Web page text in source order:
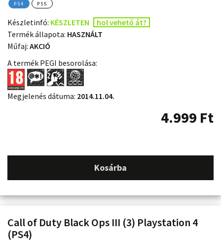
PS4 PS5
Készletinfó: KÉSZLETEN
hol vehető át?
Termék állapota: HASZNÁLT
Műfaj: AKCIÓ
A termék PEGI besorolása:
Megjelenés dátuma: 2014.11.04.
4.999 Ft
Kosárba
Call of Duty Black Ops III (3) Playstation 4
(PS4)